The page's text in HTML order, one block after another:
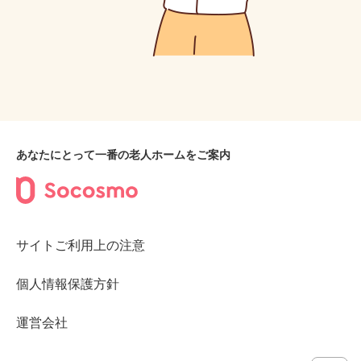
あなたにとって一番の老人ホームをご案内
サイトご利用上の注意
個人情報保護方針
運営会社